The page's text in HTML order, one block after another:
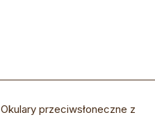
Okulary przeciwsłoneczne z